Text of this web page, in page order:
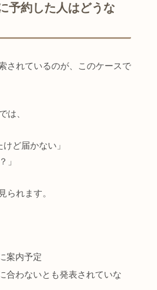
予約した人はどうな
されているのが、このケースで
は、
けど届かない」
」
られます。
案内予定
合わないとも発表されていな